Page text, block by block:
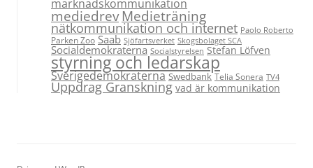
marknadskommunikation
mediedrevMedieträning
nätkommunikation och internet Paolo Roberto
Parken Zoo Saab Sjöfartsverket Skogsbolaget SCA
Socialdemokraterna Socialstyrelsen Stefan Löfven
styrning och ledarskap
Sverigedemokraterna Swedbank Telia Sonera TV4
Uppdrag Granskning vad är kommunikation